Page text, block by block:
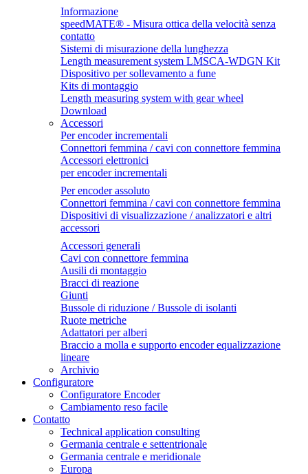
Informazione
speedMATE® - Misura ottica della velocità senza
contatto
Sistemi di misurazione della lunghezza
Length measurement system LMSCA-WDGN Kit
Dispositivo per sollevamento a fune
Kits di montaggio
Length measuring system with gear wheel
Download
Accessori
Per encoder incrementali
Connettori femmina / cavi con connettore femmina
Accessori elettronici
per encoder incrementali
Per encoder assoluto
Connettori femmina / cavi con connettore femmina
Dispositivi di visualizzazione / analizzatori e altri
accessori
Accessori generali
Cavi con connettore femmina
Ausili di montaggio
Bracci di reazione
Giunti
Bussole di riduzione / Bussole di isolanti
Ruote metriche
Adattatori per alberi
Braccio a molla e supporto encoder equalizzazione
lineare
Archivio
Configuratore
Configuratore Encoder
Cambiamento reso facile
Contatto
Technical application consulting
Germania centrale e settentrionale
Germania centrale e meridionale
Europa